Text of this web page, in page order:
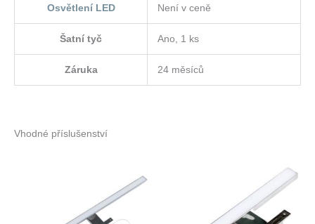
Osvětlení LED Není v ceně
Šatní tyč Ano, 1 ks
Záruka 24 měsíců
Vhodné příslušenství